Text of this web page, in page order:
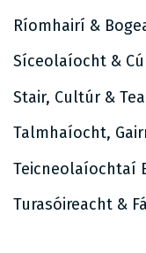
Ríomhairí &
Síceolaíocht &
Stair, Cultúr &
Talmhaíocht,
Teicneolaíochtaí
Turasóireacht &